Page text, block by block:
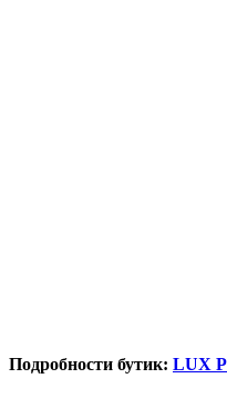
Подробности бутик: LUX